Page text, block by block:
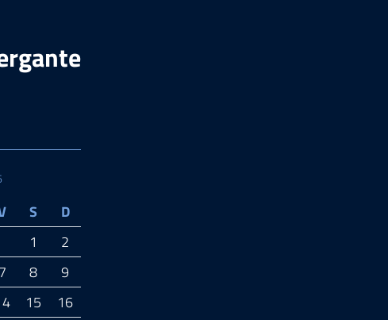
S
D
1
2
7 8
9
15
16